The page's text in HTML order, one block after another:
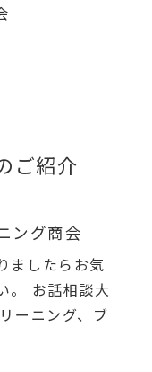
ご紹介
ング商会
ましたらお気
。 お話相談大
ーニング、ブ